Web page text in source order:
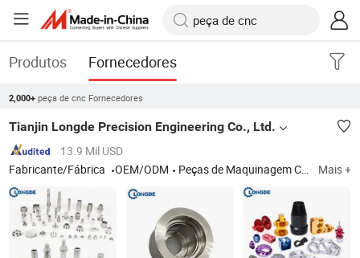
Produtos Fornecedores
2,000+ peça de cnc Fornecedores
Tianjin Longde Precision Engineering Co., Ltd.
13.9 Mil USD
Fabricante/Fábrica
OEM/ODM Peças de Maquinagem CNC em Aço Inoxidável, Peças de Alumínio Personalizadas com Precisão OEM, Peças Automotivas Personalizadas de Alta Precisão, Peças de Válvula em Aço Inoxidável Personalizadas, Peças de Maquinagem de Precisão Mais +